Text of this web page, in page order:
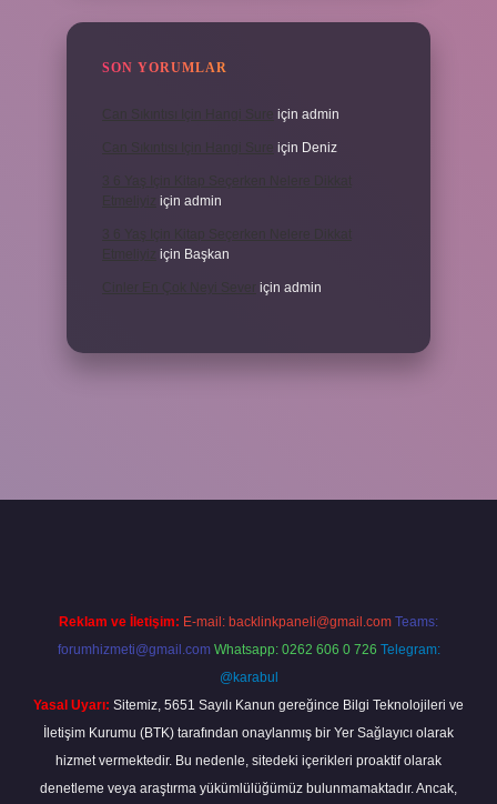
SON YORUMLAR
için admin
için Deniz
için admin
için Başkan
için admin
Reklam ve İletişim: E-mail: backlinkpaneli@gmail.com Teams:
forumhizmeti@gmail.com Whatsapp: 0262 606 0 726 Telegram:
@karabul
Yasal Uyarı: Sitemiz, 5651 Sayılı Kanun gereğince Bilgi Teknolojileri ve
İletişim Kurumu (BTK) tarafından onaylanmış bir Yer Sağlayıcı olarak
hizmet vermektedir. Bu nedenle, sitedeki içerikleri proaktif olarak
denetleme veya araştırma yükümlülüğümüz bulunmamaktadır. Ancak,